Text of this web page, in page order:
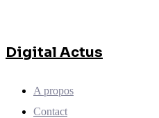
Digital Actus
A propos
Contact